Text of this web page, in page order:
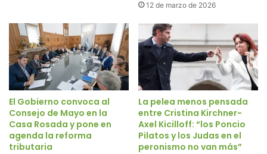
12 de marzo de 2026
El Gobierno convoca al
Consejo de Mayo en la
Casa Rosada y pone en
agenda la reforma
tributaria
La pelea menos pensada
entre Cristina Kirchner-
Axel Kicilloff: “los Poncio
Pilatos y los Judas en el
peronismo no van más”